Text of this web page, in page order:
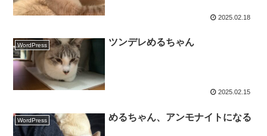
2025.02.18
WordPress ツンデレめるちゃん
2025.02.15
WordPress めるちゃん、アンモナイトになる